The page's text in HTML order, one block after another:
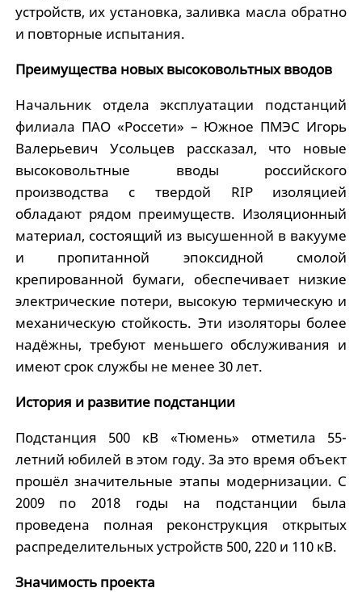
устройств, их установка, заливка масла обратно
и повторные испытания.
Преимущества новых высоковольтных вводов
Начальник отдела эксплуатации подстанций
филиала ПАО «Россети» – Южное ПМЭС Игорь
Валерьевич Усольцев рассказал, что новые
высоковольтные вводы российского
производства с твердой RIP изоляцией
обладают рядом преимуществ. Изоляционный
материал, состоящий из высушенной в вакууме
и пропитанной эпоксидной смолой
крепированной бумаги, обеспечивает низкие
электрические потери, высокую термическую и
механическую стойкость. Эти изоляторы более
надёжны, требуют меньшего обслуживания и
имеют срок службы не менее 30 лет.
История и развитие подстанции
Подстанция 500 кВ «Тюмень» отметила 55-
летний юбилей в этом году. За это время объект
прошёл значительные этапы модернизации. С
2009 по 2018 годы на подстанции была
проведена полная реконструкция открытых
распределительных устройств 500, 220 и 110 кВ.
Значимость проекта